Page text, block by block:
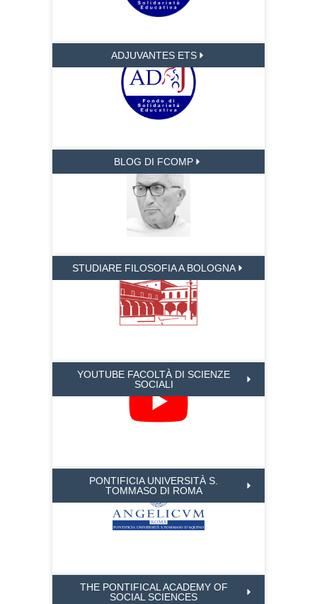
ADJUVANTES ETS
BLOG DI FCOMP
STUDIARE FILOSOFIA A BOLOGNA
YOUTUBE FACOLTÀ DI SCIENZE
SOCIALI
PONTIFICIA UNIVERSITÀ S.
TOMMASO DI ROMA
THE PONTIFICAL ACADEMY OF
SOCIAL SCIENCES